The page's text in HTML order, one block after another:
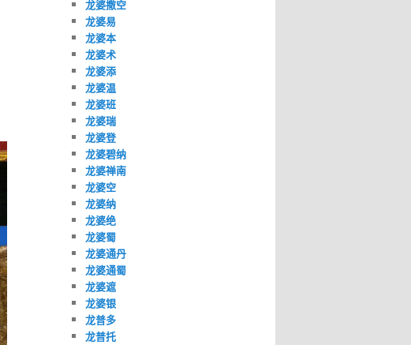
龙婆撒空
龙婆易
龙婆本
龙婆术
龙婆添
龙婆温
龙婆班
龙婆瑞
龙婆登
龙婆碧纳
龙婆禅南
龙婆空
龙婆纳
龙婆绝
龙婆蜀
龙婆通丹
龙婆通蜀
龙婆遮
龙婆银
龙普多
龙普托